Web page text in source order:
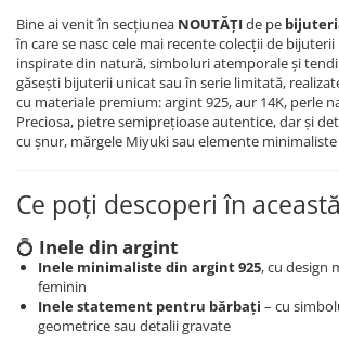
Brățări din Aur cu pietre
semiprețioase
Brățări din Argint cu pietre
semiprețioase
Brățări elastice cu pietre
Brățări de picior din Aur
Brățări de picior din Argint
COLIERE
Coliere cu mărgele colorate și
Argint
Bine ai venit în secțiunea NOUTĂȚIde pe
în care se nasc cele mai recente colecții de
inspirate din natură, simboluri atemporale și
găsești bijuterii unicat sau în serie limitată,
cu materiale premium: argint 925, aur 14K, perle
Preciosa, pietre semiprețioase autentice, dar și
cu șnur, mărgele Miyuki sau elemente
Ce poți descoperi în
💍 Inele din argint
Inele minimaliste din argint 925, cu design
feminin
Inele statement pentru bărbați – cu
geometrice sau detalii gravate